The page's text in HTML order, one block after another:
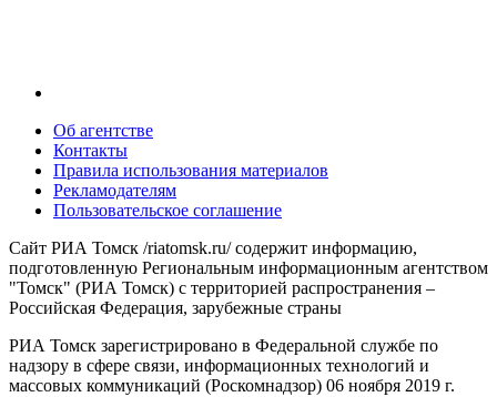
Об агентстве
Контакты
Правила использования материалов
Рекламодателям
Пользовательское соглашение
Сайт РИА Томск /riatomsk.ru/ содержит информацию,
подготовленную Региональным информационным агентством
"Томск" (РИА Томск) с территорией распространения –
Российская Федерация, зарубежные страны
РИА Томск зарегистрировано в Федеральной службе по
надзору в сфере связи, информационных технологий и
массовых коммуникаций (Роскомнадзор) 06 ноября 2019 г.